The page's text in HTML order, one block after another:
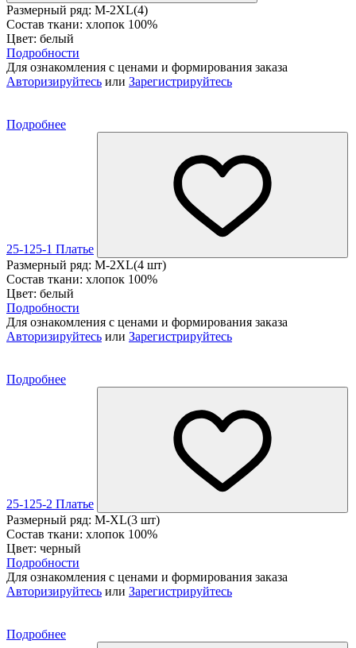
Размерный ряд: M-2XL(4)
Состав ткани: хлопок 100%
Цвет: белый
Подробности
Для ознакомления с ценами и формирования заказа
Авторизируйтесь или Зарегистрируйтесь
Подробнее
25-125-1 Платье
Размерный ряд: M-2XL(4 шт)
Состав ткани: хлопок 100%
Цвет: белый
Подробности
Для ознакомления с ценами и формирования заказа
Авторизируйтесь или Зарегистрируйтесь
Подробнее
25-125-2 Платье
Размерный ряд: M-XL(3 шт)
Состав ткани: хлопок 100%
Цвет: черный
Подробности
Для ознакомления с ценами и формирования заказа
Авторизируйтесь или Зарегистрируйтесь
Подробнее